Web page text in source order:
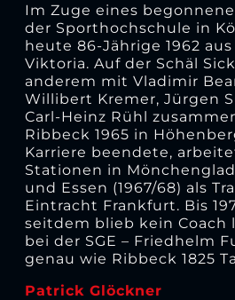
Im Zuge eines
der Sporthochschule in
heute 86-Jährige 1962
Viktoria. Auf der Schäl
anderem mit Vladimir
Willibert Kremer, Jürgen
Carl-Heinz Rühl
Ribbeck 1965 in
Karriere beendete,
Stationen in
und Essen (1967/68) als
Eintracht Frankfurt. Bis
seitdem blieb kein Coach
bei der SGE – Friedhelm
genau wie Ribbeck 1825
Patrick Glöckner